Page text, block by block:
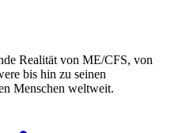
Realität von ME/CFS, von
bis hin zu seinen
Menschen weltweit.